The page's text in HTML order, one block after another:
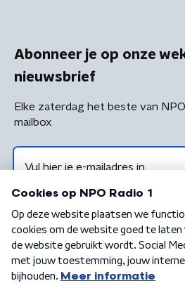
Abonneer je op onze
nieuwsbrief
Elke zaterdag het beste van
mailbox
Algemene voorwaarden